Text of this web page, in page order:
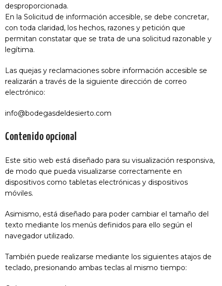
desproporcionada.
En la Solicitud de información accesible, se debe concretar,
con toda claridad, los hechos, razones y petición que
permitan constatar que se trata de una solicitud razonable y
legítima.
Las quejas y reclamaciones sobre información accesible se
realizarán a través de la siguiente dirección de correo
electrónico:
info@bodegasdeldesierto.com
Contenido opcional
Este sitio web está diseñado para su visualización responsiva,
de modo que pueda visualizarse correctamente en
dispositivos como tabletas electrónicas y dispositivos
móviles.
Asimismo, está diseñado para poder cambiar el tamaño del
texto mediante los menús definidos para ello según el
navegador utilizado.
También puede realizarse mediante los siguientes atajos de
teclado, presionando ambas teclas al mismo tiempo: